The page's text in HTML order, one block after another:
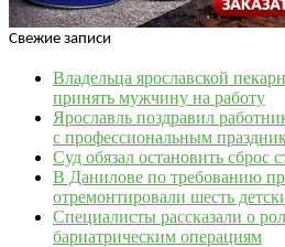
Свежие записи
Владельца ярославской
принять мужчину на работу
Ярославль поздравил
с профессиональным
Суд обязал остановить сброс
В Данилове по требованию
отремонтировали шесть
Специалисты рассказали о
бариатрическим операциям